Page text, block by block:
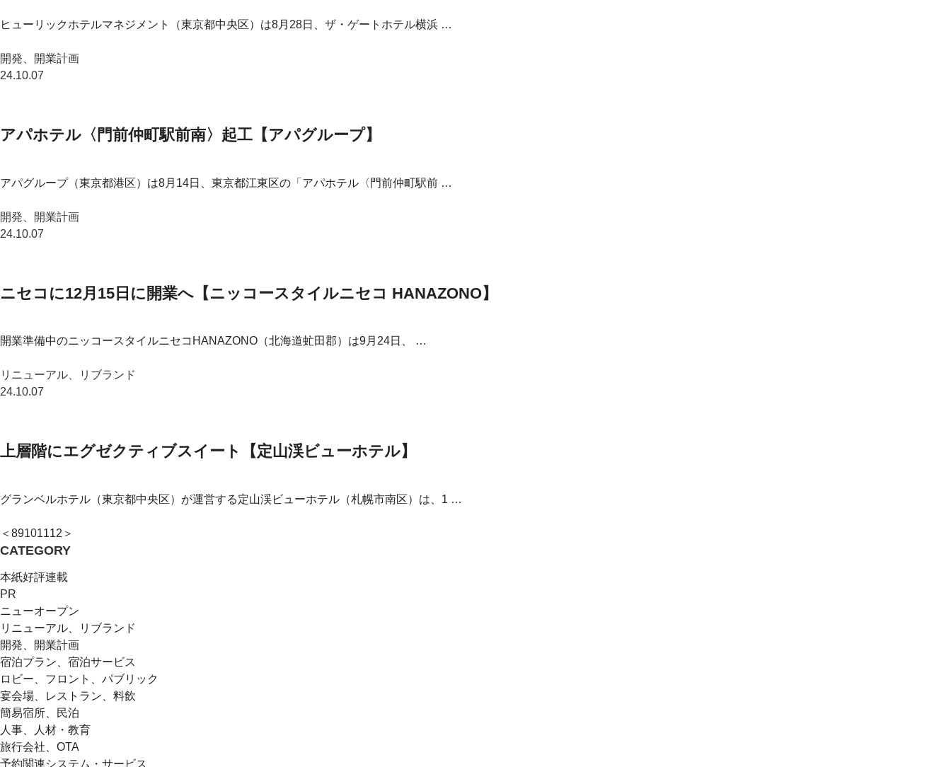
ヒューリックホテルマネジメント（東京都中央区）は8月28日、ザ・ゲートホテル横浜 …
開発、開業計画
24.10.07
アパホテル〈門前仲町駅前南〉起工【アパグループ】
アパグループ（東京都港区）は8月14日、東京都江東区の「アパホテル〈門前仲町駅前 …
開発、開業計画
24.10.07
ニセコに12月15日に開業へ【ニッコースタイルニセコ HANAZONO】
開業準備中のニッコースタイルニセコHANAZONO（北海道虻田郡）は9月24日、 …
リニューアル、リブランド
24.10.07
上層階にエグゼクティブスイート【定山渓ビューホテル】
グランベルホテル（東京都中央区）が運営する定山渓ビューホテル（札幌市南区）は、1 …
＜ 89101112 ＞
CATEGORY
本紙好評連載
PR
ニューオープン
リニューアル、リブランド
開発、開業計画
宿泊プラン、宿泊サービス
ロビー、フロント、パブリック
宴会場、レストラン、料飲
簡易宿所、民泊
人事、人材・教育
旅行会社、OTA
予約関連システム・サービス